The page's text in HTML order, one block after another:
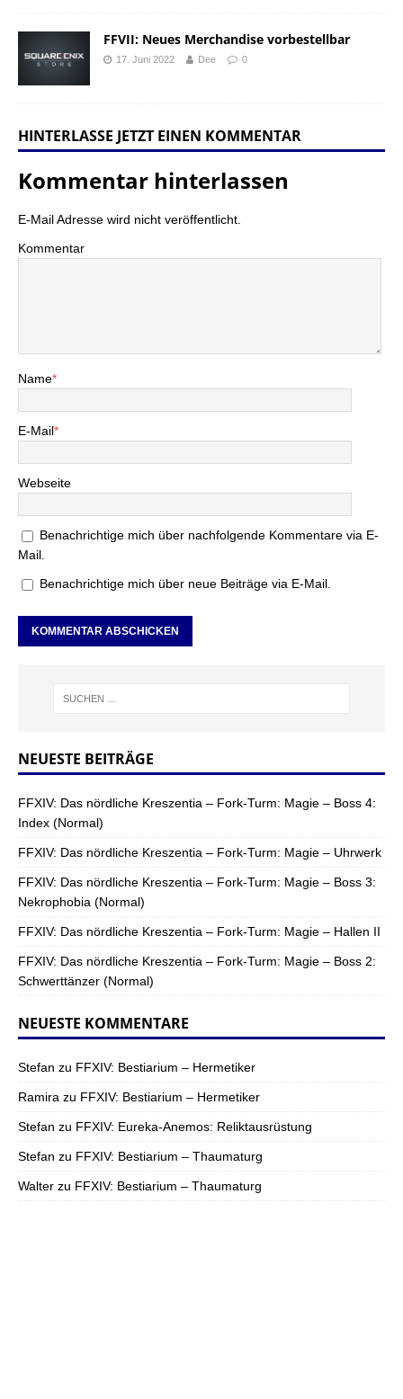
FFVII: Neues Merchandise vorbestellbar
17. Juni 2022 Dee 0
HINTERLASSE JETZT EINEN KOMMENTAR
Kommentar hinterlassen
E-Mail Adresse wird nicht veröffentlicht.
Kommentar
Name*
E-Mail*
Webseite
Benachrichtige mich über nachfolgende Kommentare via E-
Mail.
Benachrichtige mich über neue Beiträge via E-Mail.
NEUESTE BEITRÄGE
FFXIV: Das nördliche Kreszentia – Fork-Turm: Magie – Boss 4:
Index (Normal)
FFXIV: Das nördliche Kreszentia – Fork-Turm: Magie – Uhrwerk
FFXIV: Das nördliche Kreszentia – Fork-Turm: Magie – Boss 3:
Nekrophobia (Normal)
FFXIV: Das nördliche Kreszentia – Fork-Turm: Magie – Hallen II
FFXIV: Das nördliche Kreszentia – Fork-Turm: Magie – Boss 2:
Schwerttänzer (Normal)
NEUESTE KOMMENTARE
Stefan zu FFXIV: Bestiarium – Hermetiker
Ramira zu FFXIV: Bestiarium – Hermetiker
Stefan zu FFXIV: Eureka-Anemos: Reliktausrüstung
Stefan zu FFXIV: Bestiarium – Thaumaturg
Walter zu FFXIV: Bestiarium – Thaumaturg